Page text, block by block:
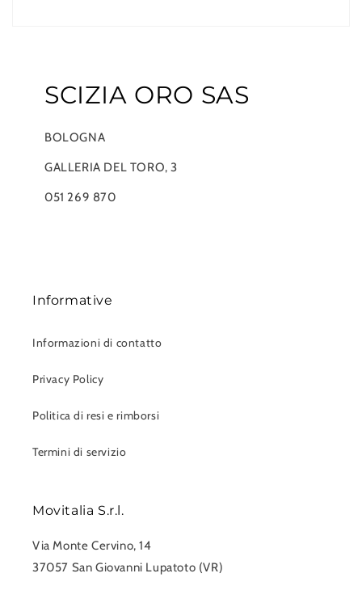
SCIZIA ORO SAS
BOLOGNA
GALLERIA DEL TORO, 3
051 269 870
Informative
Informazioni di contatto
Privacy Policy
Politica di resi e rimborsi
Termini di servizio
Movitalia S.r.l.
Via Monte Cervino, 14
37057 San Giovanni Lupatoto (VR)